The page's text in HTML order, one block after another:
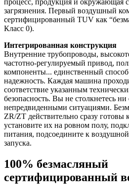
загрязнения. Первый воздушный
сертифицированный TUV как
Класс 0).
Интегрированная конструкция
Внутренние трубопроводы,
частотно-регулируемый привод,
компоненты... единственный
надежность. Каждая машина
соответствие указанным
безопасность. Вы не столкнетесь
непредвиденными ситуациями.
ZR/ZT действительно сразу готовы
установите их на ровном полу,
питания, подсоедините к
запуска.
100% безмасляный
сертифицированный